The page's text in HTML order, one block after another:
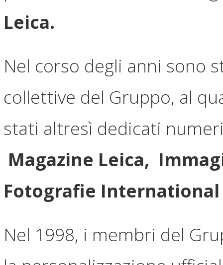
Leica.
Nel corso degli anni sono
collettive del Gruppo, al
stati altresì dedicati
Magazine Leica,
Fotografie International
Nel 1998, i membri del